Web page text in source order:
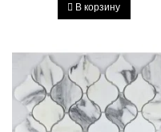
В корзину